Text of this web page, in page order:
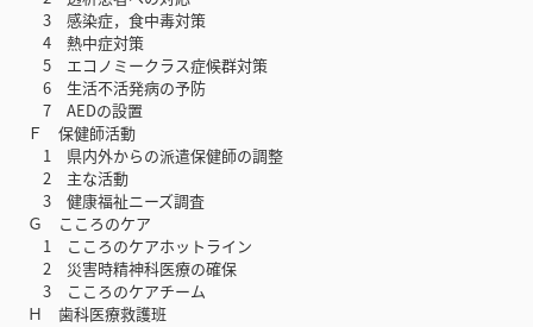
3 感染症，食中毒対策
4 熱中症対策
5 エコノミークラス症候群対策
6 生活不活発病の予防
7 AEDの設置
Ｆ 保健師活動
1 県内外からの派遣保健師の調整
2 主な活動
3 健康福祉ニーズ調査
Ｇ こころのケア
1 こころのケアホットライン
2 災害時精神科医療の確保
3 こころのケアチーム
Ｈ 歯科医療救護班